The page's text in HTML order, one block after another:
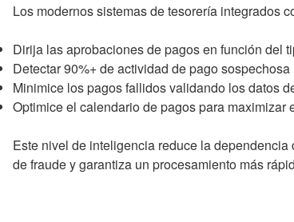
Los modernos sistemas de tesorería integrados
Dirija las aprobaciones de pagos en función del
Detectar 90%+ de actividad de pago
Minimice los pagos fallidos validando los datos
Optimice el calendario de pagos para maximizar
Este nivel de inteligencia reduce la
de fraude y garantiza un procesamiento más